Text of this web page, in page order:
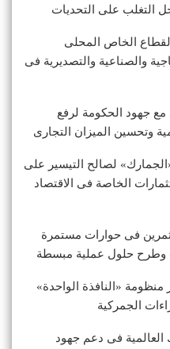
التغلب على التحديات
الخاص المحلى
والصناعية والتصديرية فى
مع جهود الحكومة لرفع
وتحسين الميزان التجارى
لصالح التيسير على
الخاصة فى الاقتصاد
فى حوارات مستمرة
وطرح حلول عملية مبسطة
منظومة «النافذة الواحدة»
الجمركية
العالمية فى دعم جهود